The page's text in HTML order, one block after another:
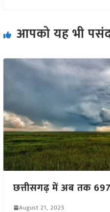
आपको यह भी
छत्तीसगढ़ में अब तक
August 21, 2023